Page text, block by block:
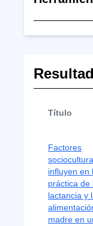
Título
Factores
influyen en
práctica de
lactancia y
madre en